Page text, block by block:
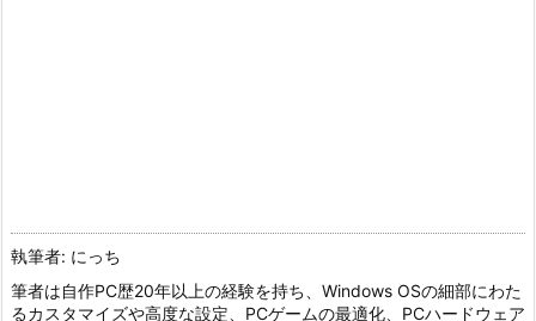
執筆者: にっち
筆者は自作PC歴20年以上の経験を持ち、Windows OSの細部にわた
るカスタマイズや高度な設定、PCゲームの最適化、PCハードウェア